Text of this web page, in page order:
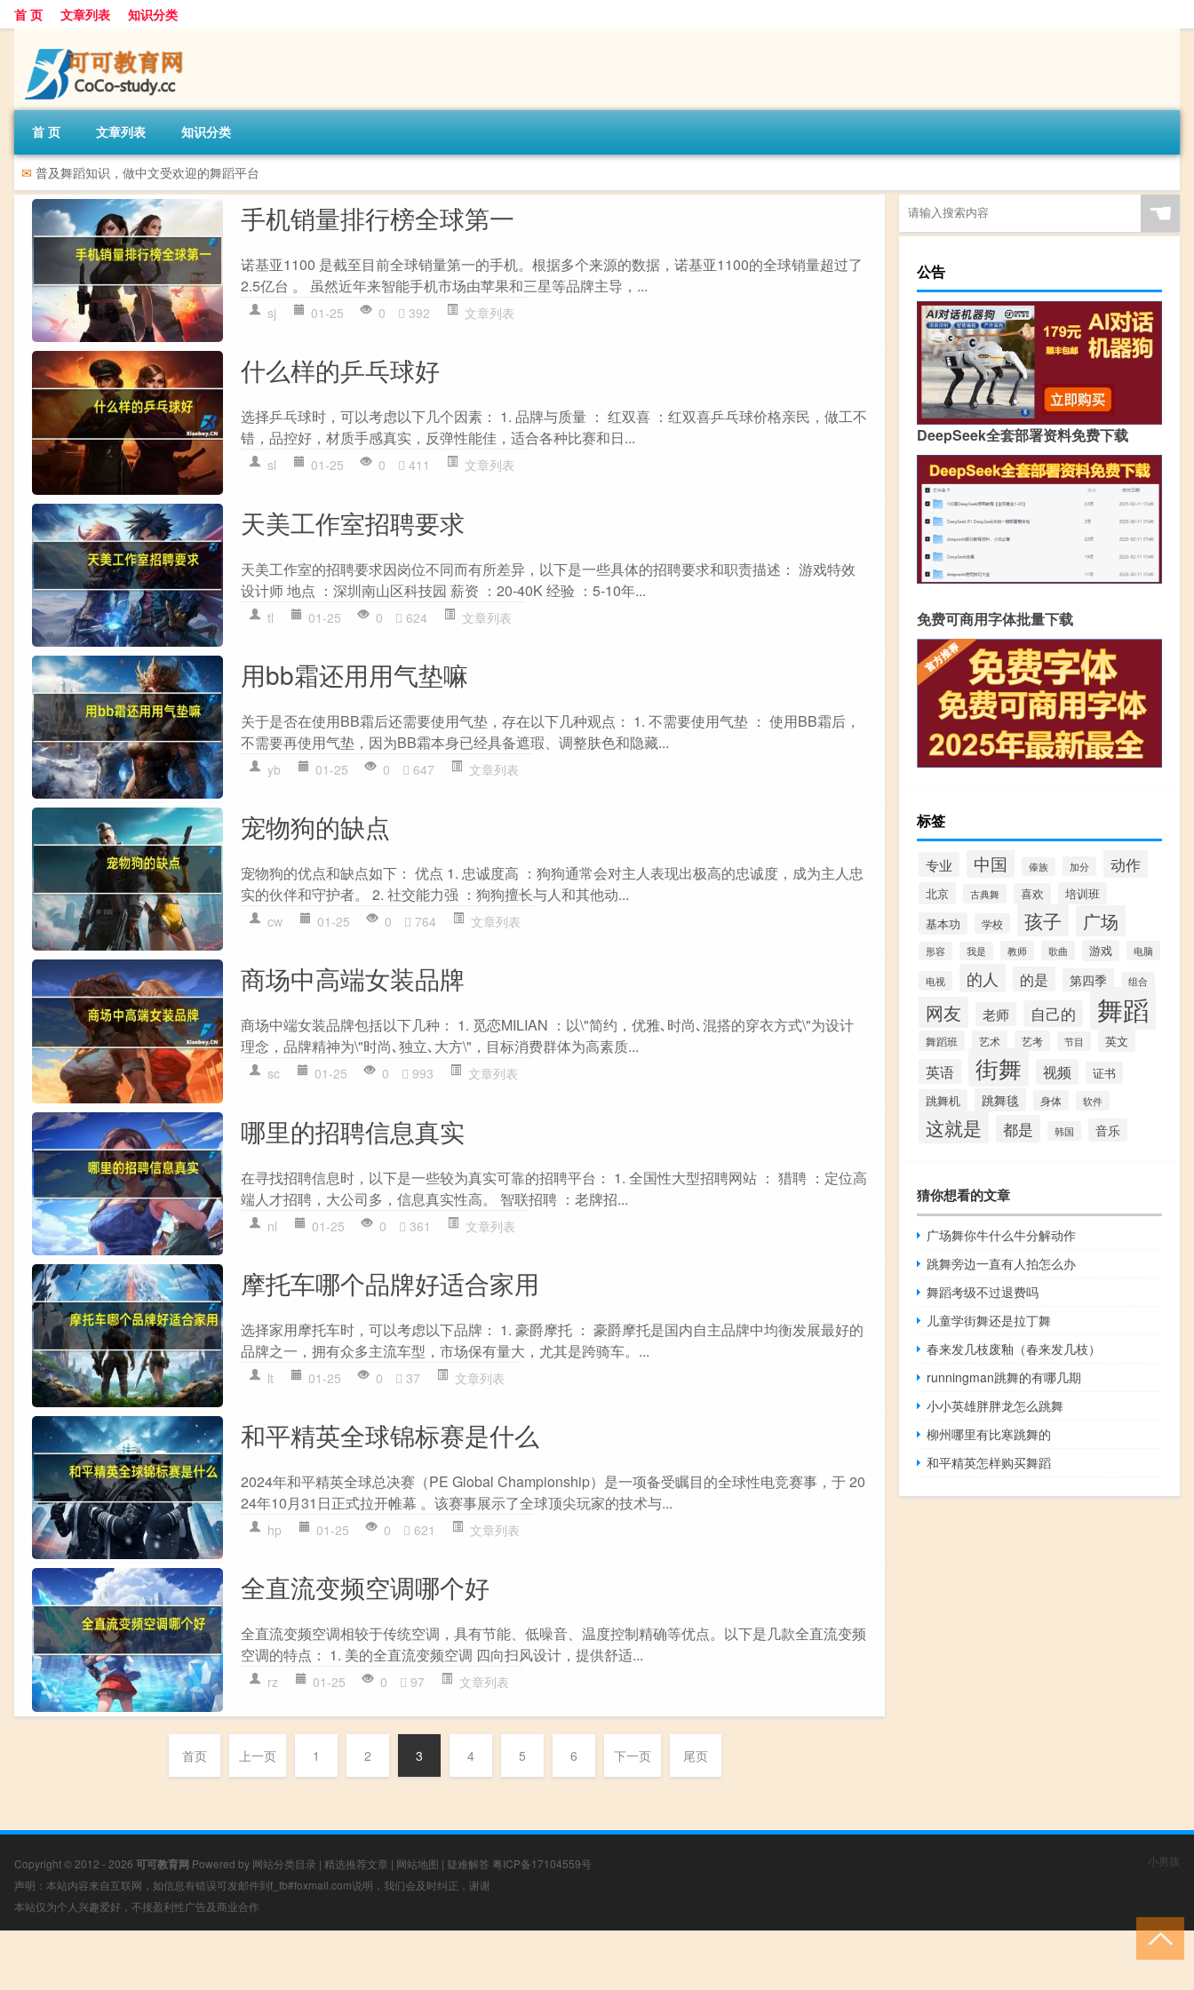
首 页 文章列表 知识分类
首 页 文章列表 知识分类
✉ 普及舞蹈知识，做中文受欢迎的舞蹈平台
手机销量排行榜全球第一
诺基亚1100 是截至目前全球销量第一的手机。根据多个来源的数据，诺基亚1100的全球销量超过了
2.5亿台 。 虽然近年来智能手机市场由苹果和三星等品牌主导，...
sj 01-25 0 392 文章列表
什么样的乒乓球好
选择乒乓球时，可以考虑以下几个因素： 1. 品牌与质量 ： 红双喜 ：红双喜乒乓球价格亲民，做工不
错，品控好，材质手感真实，反弹性能佳，适合各种比赛和日...
sl 01-25 0 411 文章列表
天美工作室招聘要求
天美工作室的招聘要求因岗位不同而有所差异，以下是一些具体的招聘要求和职责描述： 游戏特效
设计师 地点 ：深圳南山区科技园 薪资 ：20-40K 经验 ：5-10年...
tl 01-25 0 624 文章列表
用bb霜还用用气垫嘛
关于是否在使用BB霜后还需要使用气垫，存在以下几种观点： 1. 不需要使用气垫 ： 使用BB霜后，
不需要再使用气垫，因为BB霜本身已经具备遮瑕、调整肤色和隐藏...
yb 01-25 0 647 文章列表
宠物狗的缺点
宠物狗的优点和缺点如下： 优点 1. 忠诚度高 ：狗狗通常会对主人表现出极高的忠诚度，成为主人忠
实的伙伴和守护者。 2. 社交能力强 ：狗狗擅长与人和其他动...
cw 01-25 0 764 文章列表
商场中高端女装品牌
商场中端女装品牌包括以下几种： 1. 觅恋MILIAN ：以\"简约，优雅､时尚､混搭的穿衣方式\"为设计
理念，品牌精神为\"时尚､独立､大方\"，目标消费群体为高素质...
sc 01-25 0 993 文章列表
哪里的招聘信息真实
在寻找招聘信息时，以下是一些较为真实可靠的招聘平台： 1. 全国性大型招聘网站 ： 猎聘 ：定位高
端人才招聘，大公司多，信息真实性高。 智联招聘 ：老牌招...
nl 01-25 0 361 文章列表
摩托车哪个品牌好适合家用
选择家用摩托车时，可以考虑以下品牌： 1. 豪爵摩托 ： 豪爵摩托是国内自主品牌中均衡发展最好的
品牌之一，拥有众多主流车型，市场保有量大，尤其是跨骑车。...
lt 01-25 0 37 文章列表
和平精英全球锦标赛是什么
2024年和平精英全球总决赛（PE Global Championship）是一项备受瞩目的全球性电竞赛事，于 20
24年10月31日正式拉开帷幕 。该赛事展示了全球顶尖玩家的技术与...
hp 01-25 0 621 文章列表
全直流变频空调哪个好
全直流变频空调相较于传统空调，具有节能、低噪音、温度控制精确等优点。以下是几款全直流变频
空调的特点： 1. 美的全直流变频空调 四向扫风设计，提供舒适...
rz 01-25 0 97 文章列表
首页 上一页 1 2 3 4 5 6 下一页 尾页
☚
公告
DeepSeek全套部署资料免费下载
免费可商用字体批量下载
标签
专业 中国 傣族 加分 动作
北京 古典舞 喜欢
培训班
基本功
学校 孩子 广场
形容 我是 教师 歌曲 游戏 电脑
电视 的人 的是 第四季 组合
网友 老师 自己的 舞蹈
舞蹈班 艺术 艺考 节目 英文
英语 街舞 视频
证书
跳舞机
跳舞毯 身体 软件
这就是 都是 韩国 音乐
猜你想看的文章
广场舞你牛什么牛分解动作
跳舞旁边一直有人拍怎么办
舞蹈考级不过退费吗
儿童学街舞还是拉丁舞
春来发几枝废釉（春来发几枝）
runningman跳舞的有哪几期
小小英雄胖胖龙怎么跳舞
柳州哪里有比寒跳舞的
和平精英怎样购买舞蹈
Copyright © 2012 - 2026 可可教育网 Powered by 网站分类目录 | 精选推荐文章 | 网站地图 | 疑难解答 粤ICP备17104559号
声明：本站内容来自互联网，如信息有错误可发邮件到f_fb#foxmail.com说明，我们会及时纠正，谢谢
本站仅为个人兴趣爱好，不接盈利性广告及商业合作
小男孩